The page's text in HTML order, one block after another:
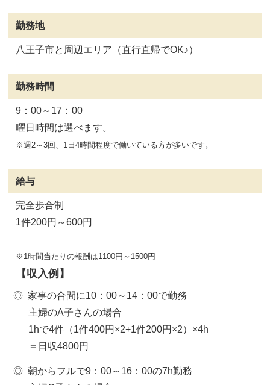
勤務地
八王子市と周辺エリア（直行直帰でOK♪）
勤務時間
9：00～17：00
曜日時間は選べます。
週2～3回、1日4時間程度で働いている方が多いです。
給与
完全歩合制
1件200円～600円
1時間当たりの報酬は1100円～1500円
【収入例】
家事の合間に10：00～14：00で勤務
主婦のA子さんの場合
1hで4件（1件400円×2+1件200円×2）×4h
＝日収4800円
朝からフルで9：00～16：00の7h勤務